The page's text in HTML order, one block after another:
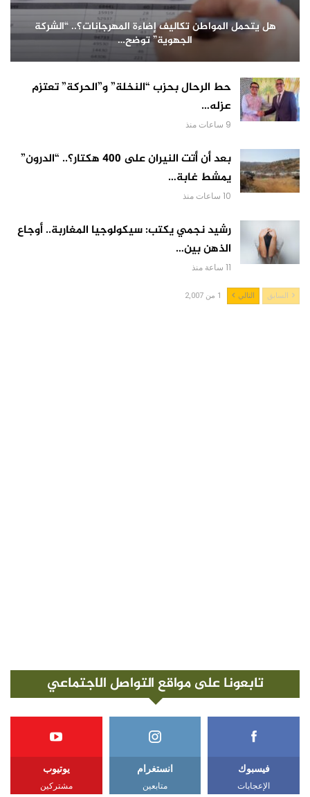
هل يتحمل المواطن تكاليف إضاءة المهرجانات؟.. “الشركة
الجهوية” توضح…
حط الرحال بحزب “النخلة” و”الحركة” تعتزم
عزله…
9 ساعات منذ
بعد أن أتت النيران على 400 هكتار؟.. “الدرون”
يمشط غابة…
10 ساعات منذ
رشيد نجمي يكتب: سيكولوجيا المغاربة.. أوجاع
الذهن بين…
11 ساعة منذ
السابق التالي 1 من 2,007
تابعونا على مواقع التواصل الاجتماعي
فيسبوك
الإعجابات
انستغرام
متابعين
يوتيوب
مشتركين